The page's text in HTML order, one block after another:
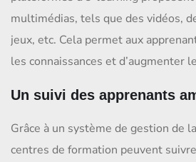
multimédias, tels que des vidéos,
jeux, etc. Cela permet aux
les connaissances et d’augmenter
Un suivi des apprenants
Grâce à un système de gestion de
centres de formation peuvent